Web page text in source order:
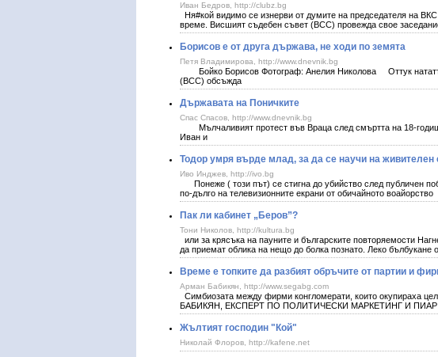
Иван Бедров, http://clubz.bg
Ня#кой видимо се изнерви от думите на председателя на
време. Висшият съдебен съвет (ВСС) провежда свое
Борисов е от друга държава, не ходи по земята
Петя Владимирова, http://www.dnevnik.bg
Бойко Борисов Фотограф: Анелия Николова Оттук
(ВСС) обсъжда
Държавата на Поничките
Спас Спасов, http://www.dnevnik.bg
Мълчаливият протест във Враца след смъртта на 18-
Иван и
Тодор умря върде млад, за да се научи на живителен
Иво Инджев, http://ivo.bg
Понеже ( този път) се стигна до убийство след публичен
по-дълго на телевизионните екрани от обичайното воайорство
Пак ли кабинет „Беров”?
Тони Николов, http://kultura.bg
или за крясъка на пауните и българските повторяемости
да приемат облика на нещо до болка познато. Леко бълбукане
Време е топките да разбият обръчите от партии и
Арман Бабикян, http://www.segabg.com
Симбиозата между фирми конгломерати, които окупираха
БАБИКЯН, ЕКСПЕРТ ПО ПОЛИТИЧЕСКИ МАРКЕТИНГ И ПИАР
Жълтият господин "Кой"
Николай Флоров, http://kafene.net